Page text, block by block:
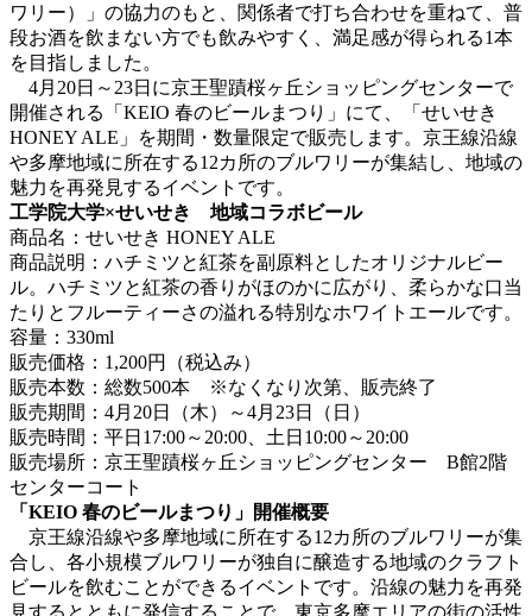
ワリー）」の協力のもと、関係者で打ち合わせを重ねて、普
段お酒を飲まない方でも飲みやすく、満足感が得られる1本
を目指しました。
4月20日～23日に京王聖蹟桜ヶ丘ショッピングセンターで
開催される「KEIO 春のビールまつり」にて、「せいせき
HONEY ALE」を期間・数量限定で販売します。京王線沿線
や多摩地域に所在する12カ所のブルワリーが集結し、地域の
魅力を再発見するイベントです。
工学院大学×せいせき 地域コラボビール
商品名：せいせき HONEY ALE
商品説明：ハチミツと紅茶を副原料としたオリジナルビー
ル。ハチミツと紅茶の香りがほのかに広がり、柔らかな口当
たりとフルーティーさの溢れる特別なホワイトエールです。
容量：330ml
販売価格：1,200円（税込み）
販売本数：総数500本 ※なくなり次第、販売終了
販売期間：4月20日（木）～4月23日（日）
販売時間：平日17:00～20:00、土日10:00～20:00
販売場所：京王聖蹟桜ヶ丘ショッピングセンター B館2階
センターコート
「KEIO 春のビールまつり」開催概要
京王線沿線や多摩地域に所在する12カ所のブルワリーが集
合し、各小規模ブルワリーが独自に醸造する地域のクラフト
ビールを飲むことができるイベントです。沿線の魅力を再発
見するとともに発信することで、東京多摩エリアの街の活性